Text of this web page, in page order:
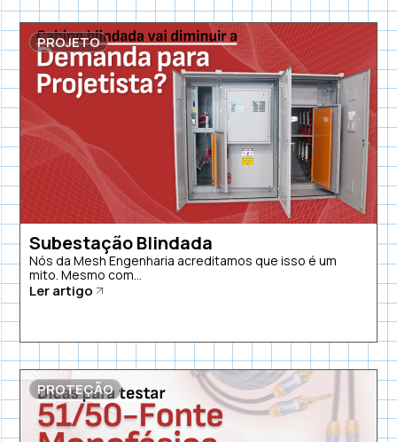
PROJETO
Subestação Blindada
Nós da Mesh Engenharia acreditamos que isso é um
mito. Mesmo com...
Ler artigo
PROTEÇÃO